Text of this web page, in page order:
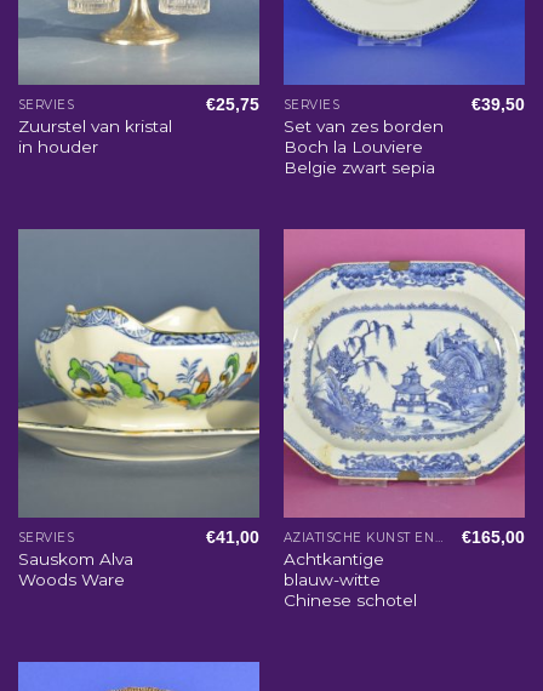
SERVIES
Zuurstel van kristal
in houder
€25,75 SERVIES
Set van zes borden
Boch la Louviere
Belgie zwart sepia
€39,50
SERVIES
Sauskom Alva
Woods Ware
€41,00 AZIATISCHE KUNST EN WOONACCESSOIRES
Achtkantige
blauw-witte
Chinese schotel
€165,00